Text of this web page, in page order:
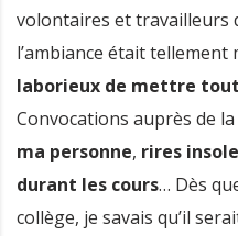
volontaires et travailleurs
l’ambiance était tellement
laborieux de mettre
Convocations auprès de
ma personne, rires
durant les cours… Dès
collège, je savais qu’il